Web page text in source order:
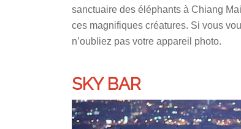
sanctuaire des éléphants à Chiang
ces magnifiques créatures. Si vous
n’oubliez pas votre appareil photo.
SKY BAR